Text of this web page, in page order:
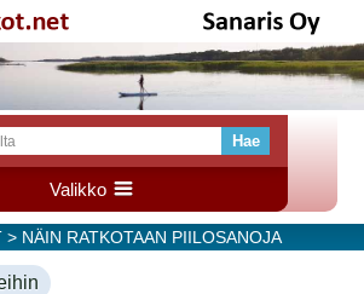
Valikko
> NÄIN RATKOTAAN PIILOSANOJA